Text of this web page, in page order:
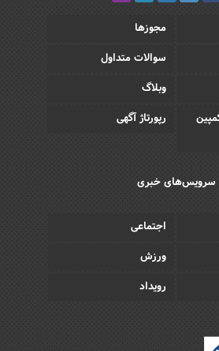
مجوزها
سوالات متداول
وبلاگ
رپورتاژ آگهی
سرویس‌های خبری
اجتماعی
ورزش
رویداد